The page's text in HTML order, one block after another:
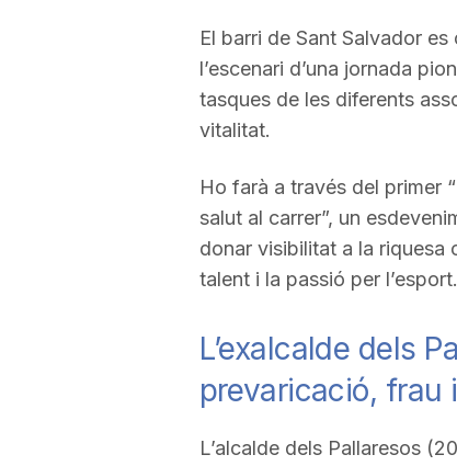
El barri de Sant Salvador
l’escenari d’una jornada
tasques de les diferents
vitalitat.
Ho farà a través del primer
salut al carrer”, un
donar visibilitat a la riquesa
talent i la passió per l’esport.
L’exalcalde dels
prevaricació, frau
L’alcalde dels Pallaresos